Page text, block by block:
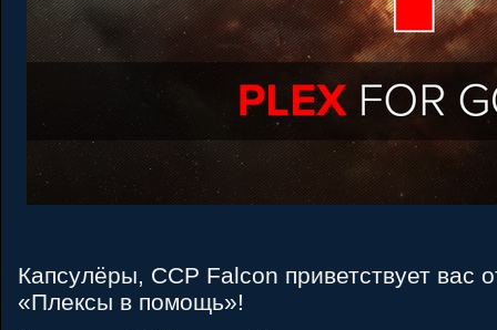
Капсулёры, CCP Falcon приветствует вас
«Плексы в помощь»!